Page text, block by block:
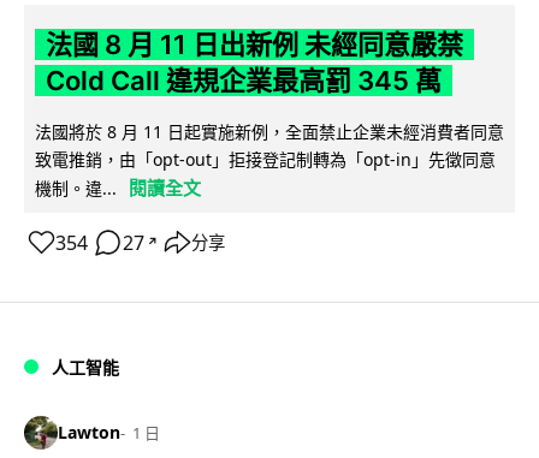
法國 8 月 11 日出新例 未經同意嚴禁
Cold Call 違規企業最高罰 345 萬
法國將於 8 月 11 日起實施新例，全面禁止企業未經消費者同意
致電推銷，由「opt-out」拒接登記制轉為「opt-in」先徵同意
機制。違...
閱讀全文
354 27 ↗ 分享
人工智能
Lawton 1 日